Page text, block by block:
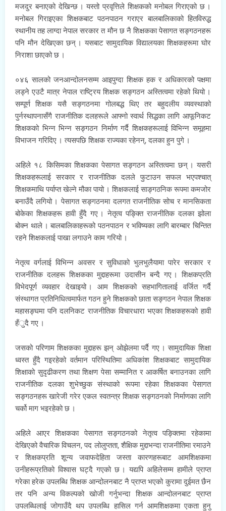
मजदुर बनाएको देखिन्छ । यस्तो प्रवृत्तिले शिक्षकको मनोबल गिराएको छ ।
मनोबल गिराइएका शिक्षकबाट पठनपाठन गराएर बालबालिकाको हितविरुद्ध
स्थानीय तह लाग्दा नेपाल सरकार त मौन छ नै शिक्षकका पेसागत सङ्गठनहरू
पनि मौन देखिएका छन् । यसबाट सामुदायिक विद्यालयका शिक्षकहरूमा घोर
निराशा छाएको छ ।
०४६ सालको जनआन्दोलनसम्म आइपुग्दा शिक्षक हक र अधिकारको पक्षमा
लड्ने एउटै मात्र नेपाल राष्ट्रिय शिक्षक सङ्गठन अस्तित्वमा रहेको थियो ।
सम्पूर्ण शिक्षक यसै सङ्गठनमा गोलबद्ध थिए तर बहुदलीय व्यवस्थाको
पुर्नस्थापनासँगै राजनीतिक दलहरूले आफ्नो स्वार्थ सिद्धका लागि आफूनिकट
शिक्षकको भिन्न भिन्न सङ्गठन निर्माण गर्दै शिक्षकहरूलाई विभिन्न समूहमा
विभाजन गरिदिए । त्यसपछि शिक्षक राज्यका रहेनन्, दलका हुन पुगे ।
अहिले १८ किसिमका शिक्षकका पेसागत सङ्गठन अस्तित्वमा छन् । यसरी
शिक्षकहरूलाई सरकार र राजनीतिक दलले फुटाउन सफल भएपश्चात्
शिक्षकमाथि पर्याप्त खेल्ने मौका पायो । शिक्षकलाई साङ्गठनिक रूपमा कमजोर
बनाउँदै लगियो । पेसागत सङ्गठनमा दलगत राजनीतिक सोच र मानसिकता
बोकेका शिक्षकहरू हावी हुँदै गए । नेतृत्व पङ्क्ति राजनीतिक दलका झोला
बोक्न थाले । बालबालिकाहरूको पठनपाठन र भविष्यका लागि बारम्बार चिन्तित
रहने शिक्षकलाई पाखा लगाउने काम गरियो ।
नेतृत्व वर्गलाई विभिन्न अवसर र सुविधाको भुलभुलैयामा पारेर सरकार र
राजनीतिक दलहरू शिक्षकका मुद्दाहरूमा उदासीन बन्दै गए । शिक्षकप्रति
विभेदपूर्ण व्यवहार देखाइयो । आम शिक्षकको सहभागितालाई वर्जित गर्दै
संस्थागत प्रतिनिधित्वमार्फत गठन हुने शिक्षकको छाता सङ्गठन नेपाल शिक्षक
महासङ्घमा पनि दलनिकट राजनीतिक विचारधारा भएका शिक्षकहरूको हावी
हँुदै गए ।
जसको परिणाम शिक्षकका मुद्दाहरू झन् ओझेलमा पर्दै गए । सामुदायिक शिक्षा
ध्वस्त हुँदै गइरहेको वर्तमान परिस्थितिमा अधिकांश शिक्षकबाट सामुदायिक
शिक्षाको सुदृढीकरण तथा शिक्षण पेसा सम्मानित र आकर्षित बनाउनका लागि
राजनीतिक दलका शुभेच्छुक संस्थाको रूपमा रहेका शिक्षकका पेसागत
सङ्गठनहरू खारेजी गरेर एकल स्वतन्त्र शिक्षक सङ्गठनको निर्माणका लागि
चर्को माग भइरहेको छ ।
अहिले आएर शिक्षकका पेसागत सङ्गठनको नेतृत्व पङ्क्तिमा रहेकामा
देखिएको वैचारिक विचलन, पद लोलुप्तता, शैक्षिक मुद्दाभन्दा राजनीतिमा रमाउने
र शिक्षकप्रति शून्य जवाफदेहिता जस्ता कारणहरूबाट आमशिक्षकमा
उनीहरूप्रतिको विश्वास घट्दै गएको छ । यद्यपि अहिलेसम्म हामीले प्राप्त
गरेका हरेक उपलब्धि शिक्षक आन्दोलनबाट नै प्राप्त भएको कुरामा दुईमत छैन
तर पनि अन्य विकल्पको खोजी गर्नुभन्दा शिक्षक आन्दोलनबाट प्राप्त
उपलब्धिलाई जोगाउँदै थप उपलब्धि हासिल गर्न आमशिक्षकमा एकता हुनु